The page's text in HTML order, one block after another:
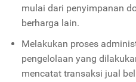
mulai dari penyimpanan
berharga lain.
Melakukan proses
pengelolaan yang
mencatat transaksi jual